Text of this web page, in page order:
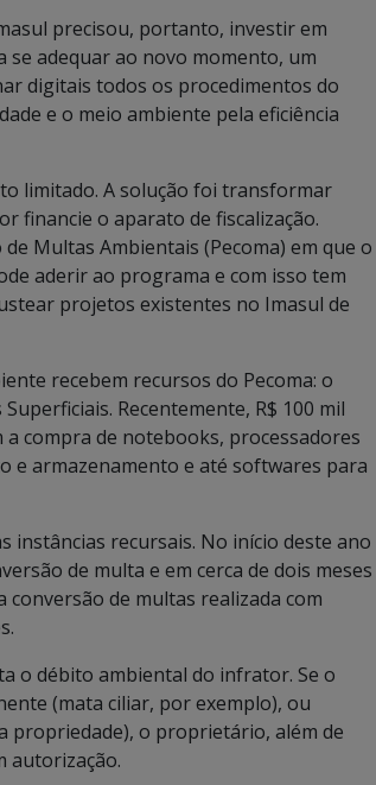
precisou, portanto, investir em
adequar ao novo momento, um
digitais todos os procedimentos do
e o meio ambiente pela eficiência
limitado. A solução foi transformar
financie o aparato de fiscalização.
Multas Ambientais (Pecoma) em que o
aderir ao programa e com isso tem
projetos existentes no Imasul de
recebem recursos do Pecoma: o
Recentemente, R$ 100 mil
compra de notebooks, processadores
e armazenamento e até softwares para
instâncias recursais. No início deste ano
de multa e em cerca de dois meses
de multas realizada com
o débito ambiental do infrator. Se o
(mata ciliar, por exemplo), ou
propriedade), o proprietário, além de
autorização.